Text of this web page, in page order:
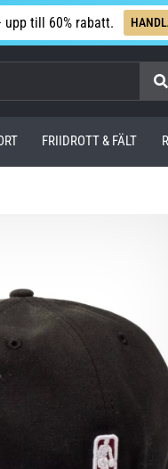
till 60% rabatt.
FRIIDROTT & FÄLT